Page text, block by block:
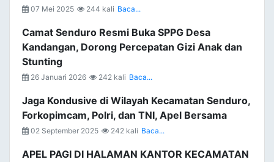
07 Mei 2025 244 kali Baca...
Camat Senduro Resmi Buka SPPG Desa
Kandangan, Dorong Percepatan Gizi Anak dan
Stunting
26 Januari 2026 242 kali Baca...
Jaga Kondusive di Wilayah Kecamatan Senduro,
Forkopimcam, Polri, dan TNI, Apel Bersama
02 September 2025 242 kali Baca...
APEL PAGI DI HALAMAN KANTOR KECAMATAN